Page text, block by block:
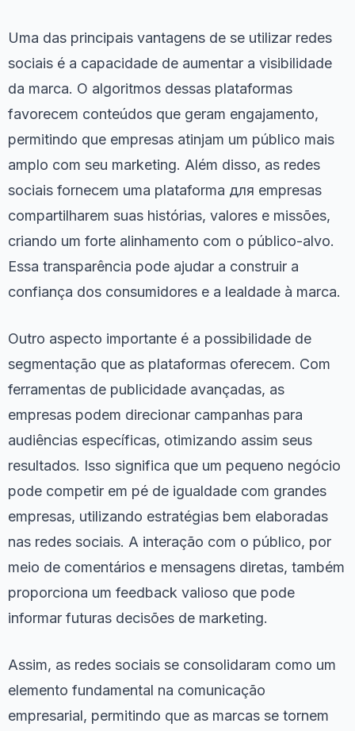
Uma das principais vantagens de se utilizar redes
sociais é a capacidade de aumentar a visibilidade
da marca. O algoritmos dessas plataformas
favorecem conteúdos que geram engajamento,
permitindo que empresas atinjam um público mais
amplo com seu marketing. Além disso, as redes
sociais fornecem uma plataforma для empresas
compartilharem suas histórias, valores e missões,
criando um forte alinhamento com o público-alvo.
Essa transparência pode ajudar a construir a
confiança dos consumidores e a lealdade à marca.
Outro aspecto importante é a possibilidade de
segmentação que as plataformas oferecem. Com
ferramentas de publicidade avançadas, as
empresas podem direcionar campanhas para
audiências específicas, otimizando assim seus
resultados. Isso significa que um pequeno negócio
pode competir em pé de igualdade com grandes
empresas, utilizando estratégias bem elaboradas
nas redes sociais. A interação com o público, por
meio de comentários e mensagens diretas, também
proporciona um feedback valioso que pode
informar futuras decisões de marketing.
Assim, as redes sociais se consolidaram como um
elemento fundamental na comunicação
empresarial, permitindo que as marcas se tornem